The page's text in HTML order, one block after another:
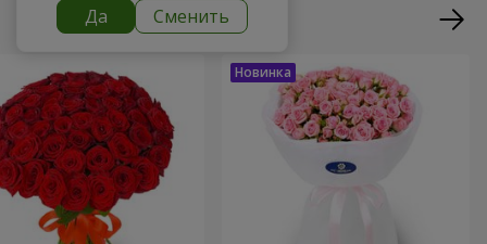
Да
Сменить